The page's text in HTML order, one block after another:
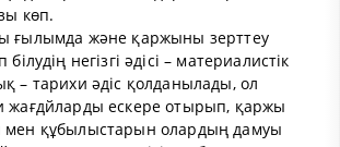
көп.
ғылымда және қаржыны зерттеу
негізгі әдісі – материалистік
– тарихи әдіс қолданылады, ол
жағдйларды ескере отырып, қаржы
мен құбылыстарын олардың дамуы